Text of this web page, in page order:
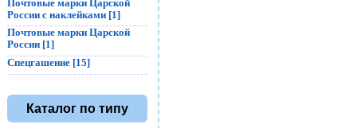
Почтовые марки Царской
России с наклейками [1]
Почтовые марки Царской
России [1]
Спецгашение [15]
Каталог по типу